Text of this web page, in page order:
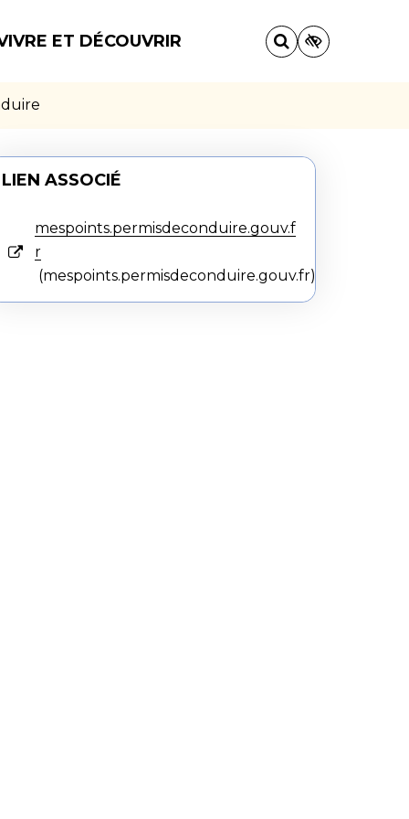
ET DÉCOUVRIR
LIEN ASSOCIÉ
mespoints.permisdeconduire.gouv.f
r
mespoints.permisdeconduire.gouv.fr